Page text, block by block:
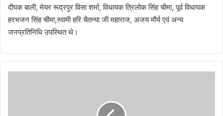
दीपक बाली, मेयर रूद्रपुर विसा शर्मा, विधायक त्रिलोक सिंह चीमा, पूर्व विधायक
हरभजन सिंह चीमा,स्वामी हरि चैतन्या जी महाराज, अजय मौर्य एवं अन्य
जनप्रतिनिधि उपस्थित थे।